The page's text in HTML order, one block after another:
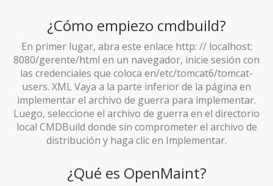
¿Cómo empiezo cmdbuild?
En primer lugar, abra este enlace http: // localhost:
8080/gerente/html en un navegador, inicie sesión con
las credenciales que coloca en/etc/tomcat6/tomcat-
users. XML Vaya a la parte inferior de la página en
implementar el archivo de guerra para implementar.
Luego, seleccione el archivo de guerra en el directorio
local CMDBuild donde sin comprometer el archivo de
distribución y haga clic en Implementar.
¿Qué es OpenMaint?